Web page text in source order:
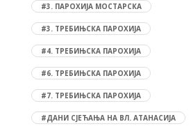
#3. ПАРОХИЈА МОСТАРСКА
#3. ТРЕБИЊСКА ПАРОХИЈА
#4. ТРЕБИЊСКА ПАРОХИЈА
#6. ТРЕБИЊСКА ПАРОХИЈА
#7. ТРЕБИЊСКА ПАРОХИЈА
#ДАНИ СЈЕЋАЊА НА ВЛ. АТАНАСИЈА